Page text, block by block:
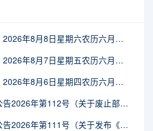
外贸简讯：2026年8月8日星期六农历六月廿六
外贸简讯：2026年8月7日星期五农历六月廿五
外贸简讯：2026年8月6日星期四农历六月廿四
海关总署公告2026年第112号（关于废止部分卫生检疫类规范性文件的公告）
海关总署公告2026年第111号（关于发布《进出境动植物检疫处理监督管理工作规定》《进出境卫生处理监督管理工作规定》的公告）